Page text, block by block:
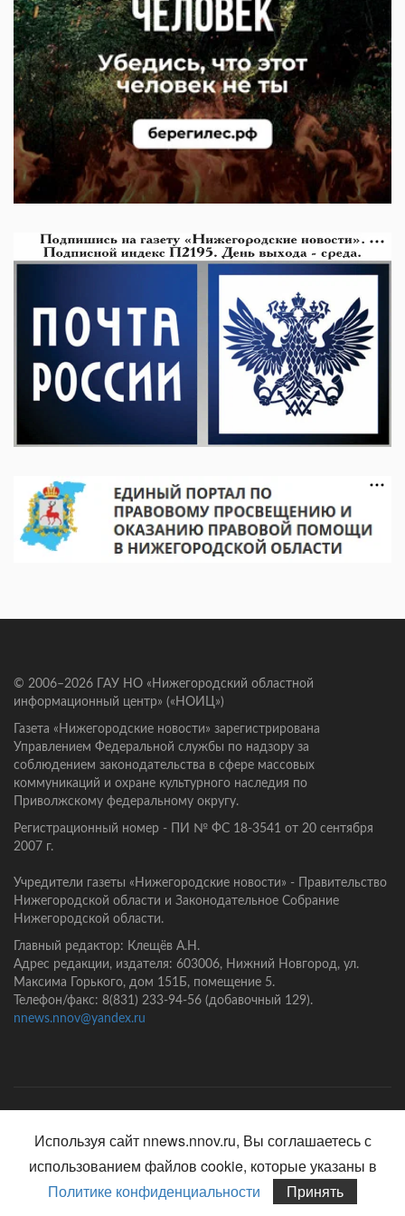
© 2006–2026 ГАУ НО «Нижегородский областной
информационный центр» («НОИЦ»)
Газета «Нижегородские новости» зарегистрирована
Управлением Федеральной службы по надзору за
соблюдением законодательства в сфере массовых
коммуникаций и охране культурного наследия по
Приволжскому федеральному округу.
Регистрационный номер - ПИ № ФС 18-3541 от 20 сентября
2007 г.
Учредители газеты «Нижегородские новости» - Правительство
Нижегородской области и Законодательное Собрание
Нижегородской области.
Главный редактор: Клещёв А.Н.
Адрес редакции, издателя: 603006, Нижний Новгород, ул.
Максима Горького, дом 151Б, помещение 5.
Телефон/факс: 8(831) 233-94-56 (добавочный 129).
nnews.nnov@yandex.ru
Используя сайт nnews.nnov.ru, Вы соглашаетесь с
использованием файлов cookie, которые указаны в
Политике конфиденциальности
Принять